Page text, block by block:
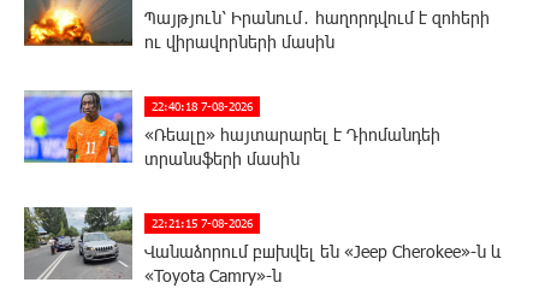
Պայթյուն՝ Իրանում․ հաղորդվում է զոհերի
ու վիրավորների մասին
22:40:18 7-08-2026
«Ռեալը» հայտարարել է Դիոմանդեի
տրանսֆերի մասին
22:21:15 7-08-2026
Վանաձորում բшխվել են «Jeep Cherokee»-ն և
«Toyota Camry»-ն